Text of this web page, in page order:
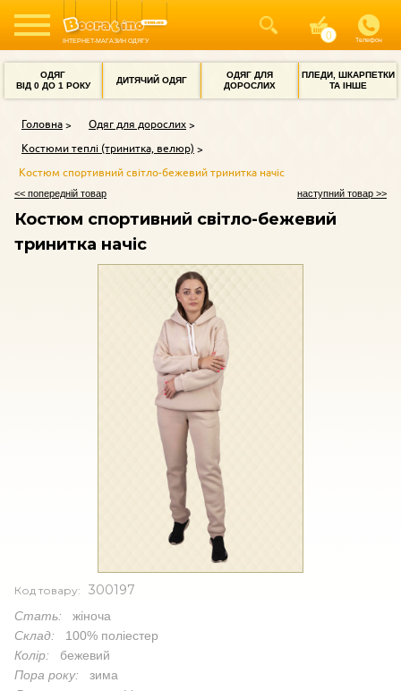
ІНТЕРНЕТ-МАГАЗИН ОДЯГУ Телефон
ОДЯГ
ВІД 0 ДО 1 РОКУ
ДИТЯЧИЙ ОДЯГ
ОДЯГ ДЛЯ
ДОРОСЛИХ
ПЛЕДИ, ШКАРПЕТКИ
ТА ІНШЕ
Головна
Одяг для дорослих
Костюми теплі (тринитка, велюр)
Костюм спортивний світло-бежевий тринитка начіс
<< попередній товар наступний товар >>
Костюм спортивний світло-бежевий
тринитка начіс
Код товару: 300197
Стать: жіноча
Склад: 100% поліестер
Колір: бежевий
Пора року: зима